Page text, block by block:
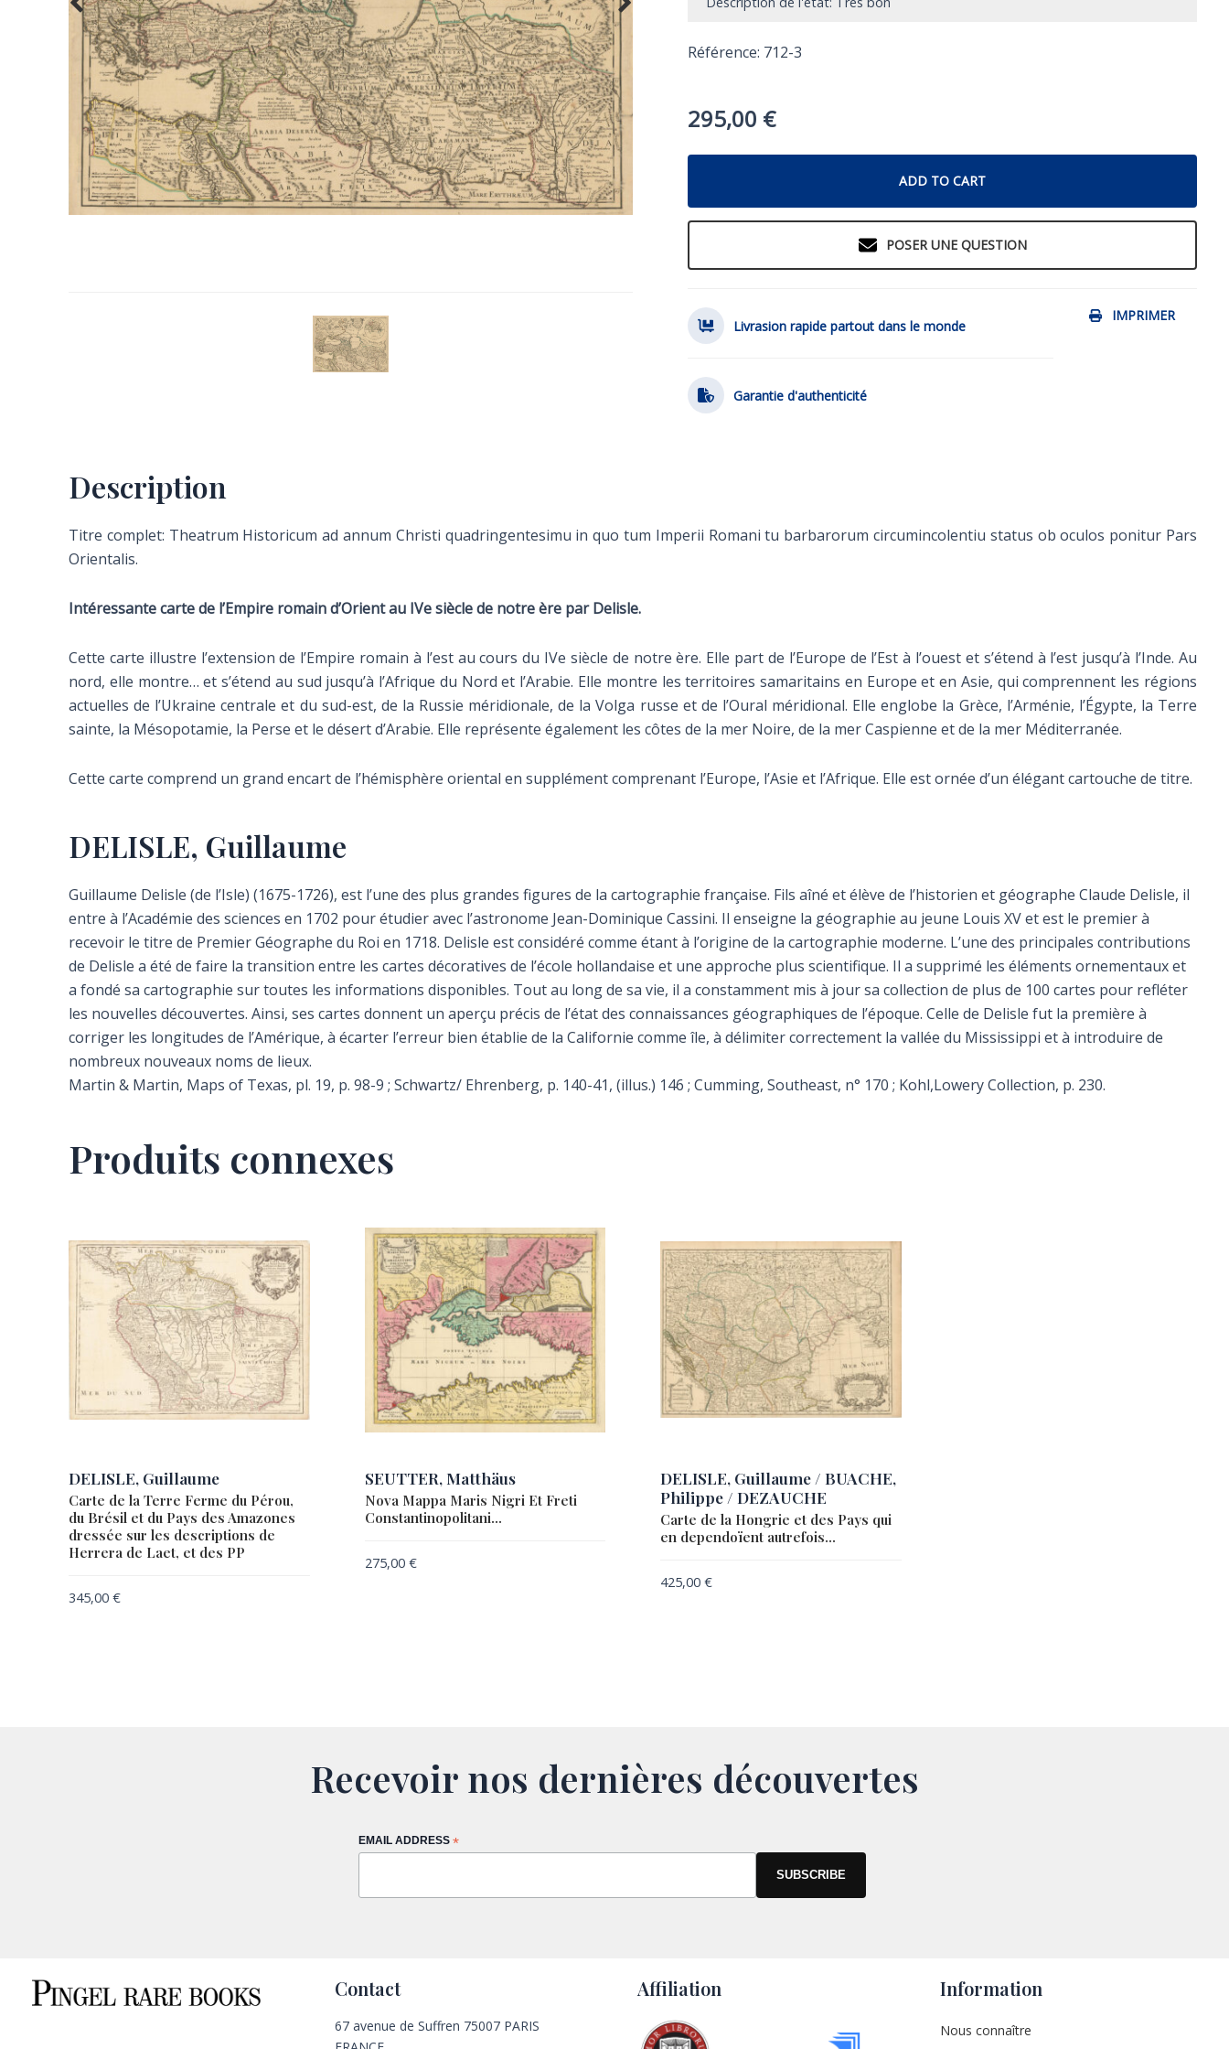
Référence: 712-3
295,00 €
ADD TO CART
POSER UNE QUESTION
IMPRIMER
Livrasion rapide partout dans le monde
Garantie d'authenticité
Description
Titre complet: Theatrum Historicum ad annum Christi quadringentesimu in quo tum Imperii Romani tu barbarorum circumincolentiu status ob oculos ponitur Pars
Orientalis.
Intéressante carte de l’Empire romain d’Orient au IVe siècle de notre ère par Delisle.
Cette carte illustre l’extension de l’Empire romain à l’est au cours du IVe siècle de notre ère. Elle part de l’Europe de l’Est à l’ouest et s’étend à l’est jusqu’à l’Inde. Au
nord, elle montre… et s’étend au sud jusqu’à l’Afrique du Nord et l’Arabie. Elle montre les territoires samaritains en Europe et en Asie, qui comprennent les régions
actuelles de l’Ukraine centrale et du sud-est, de la Russie méridionale, de la Volga russe et de l’Oural méridional. Elle englobe la Grèce, l’Arménie, l’Égypte, la Terre
sainte, la Mésopotamie, la Perse et le désert d’Arabie. Elle représente également les côtes de la mer Noire, de la mer Caspienne et de la mer Méditerranée.
Cette carte comprend un grand encart de l’hémisphère oriental en supplément comprenant l’Europe, l’Asie et l’Afrique. Elle est ornée d’un élégant cartouche de titre.
DELISLE, Guillaume
Guillaume Delisle (de l’Isle) (1675-1726), est l’une des plus grandes figures de la cartographie française. Fils aîné et élève de l’historien et géographe Claude Delisle, il
entre à l’Académie des sciences en 1702 pour étudier avec l’astronome Jean-Dominique Cassini. Il enseigne la géographie au jeune Louis XV et est le premier à
recevoir le titre de Premier Géographe du Roi en 1718. Delisle est considéré comme étant à l’origine de la cartographie moderne. L’une des principales contributions
de Delisle a été de faire la transition entre les cartes décoratives de l’école hollandaise et une approche plus scientifique. Il a supprimé les éléments ornementaux et
a fondé sa cartographie sur toutes les informations disponibles. Tout au long de sa vie, il a constamment mis à jour sa collection de plus de 100 cartes pour refléter
les nouvelles découvertes. Ainsi, ses cartes donnent un aperçu précis de l’état des connaissances géographiques de l’époque. Celle de Delisle fut la première à
corriger les longitudes de l’Amérique, à écarter l’erreur bien établie de la Californie comme île, à délimiter correctement la vallée du Mississippi et à introduire de
nombreux nouveaux noms de lieux.
Martin & Martin, Maps of Texas, pl. 19, p. 98-9 ; Schwartz/ Ehrenberg, p. 140-41, (illus.) 146 ; Cumming, Southeast, n° 170 ; Kohl,Lowery Collection, p. 230.
Produits connexes
DELISLE, Guillaume
Carte de la Terre Ferme du Pérou,
du Brésil et du Pays des Amazones
dressée sur les descriptions de
Herrera de Laet, et des PP
345,00 €
SEUTTER, Matthäus
Nova Mappa Maris Nigri Et Freti
Constantinopolitani…
275,00 €
DELISLE, Guillaume / BUACHE,
Philippe / DEZAUCHE
Carte de la Hongrie et des Pays qui
en dependoïent autrefois…
425,00 €
Recevoir nos dernières découvertes
EMAIL ADDRESS *
Contact
67 avenue de Suffren 75007 PARIS
Affiliation Information
Nous connaître